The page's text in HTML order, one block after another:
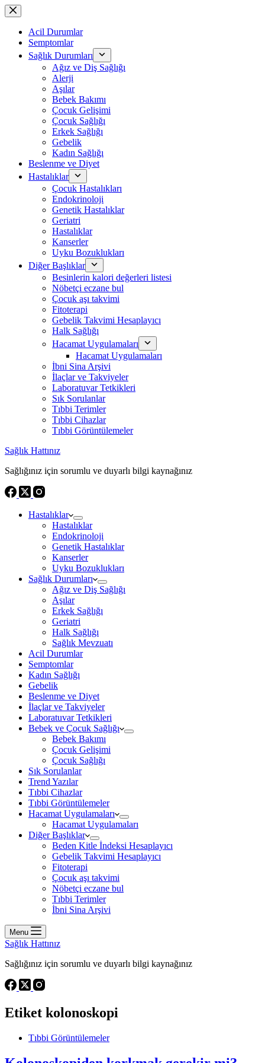
Skip
to
contentAcil Durumlar
Semptomlar
Sağlık Durumları
Ağız ve Diş Sağlığı
Alerji
Aşılar
Bebek Bakımı
Çocuk Gelişimi
Çocuk Sağlığı
Erkek Sağlığı
Gebelik
Kadın Sağlığı
Beslenme ve Diyet
Hastalıklar
Çocuk Hastalıkları
Endokrinoloji
Genetik Hastalıklar
Geriatri
Hastalıklar
Kanserler
Uyku Bozuklukları
Diğer Başlıklar
Besinlerin kalori değerleri listesi
Nöbetçi eczane bul
Çocuk aşı takvimi
Fitoterapi
Gebelik Takvimi Hesaplayıcı
Halk Sağlığı
Hacamat Uygulamaları
Hacamat Uygulamaları
İbni Sina Arşivi
İlaçlar ve Takviyeler
Laboratuvar Tetkikleri
Sık Sorulanlar
Tıbbi Terimler
Tıbbi Cihazlar
Tıbbi Görüntülemeler
Sağlık Hattınız
Sağlığınız için sorumlu ve duyarlı bilgi kaynağınız
Hastalıklar
Hastalıklar
Endokrinoloji
Genetik Hastalıklar
Kanserler
Uyku Bozuklukları
Sağlık Durumları
Ağız ve Diş Sağlığı
Aşılar
Erkek Sağlığı
Geriatri
Halk Sağlığı
Sağlık Mevzuatı
Acil Durumlar
Semptomlar
Kadın Sağlığı
Gebelik
Beslenme ve Diyet
İlaçlar ve Takviyeler
Laboratuvar Tetkikleri
Bebek ve Çocuk Sağlığı
Bebek Bakımı
Çocuk Gelişimi
Çocuk Sağlığı
Sık Sorulanlar
Trend Yazılar
Tıbbi Cihazlar
Tıbbi Görüntülemeler
Hacamat Uygulamaları
Hacamat Uygulamaları
Diğer Başlıklar
Beden Kitle İndeksi Hesaplayıcı
Gebelik Takvimi Hesaplayıcı
Fitoterapi
Çocuk aşı takvimi
Nöbetçi eczane bul
Tıbbi Terimler
İbni Sina Arşivi
Menu
Sağlık Hattınız
Sağlığınız için sorumlu ve duyarlı bilgi kaynağınız
Etiket kolonoskopi
Tıbbi Görüntülemeler